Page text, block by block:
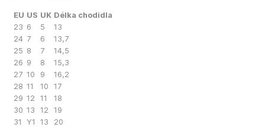
EU US UK Délka chodidla
23 6 5
13
24 7 6
13,7
25 8 7
14,5
26 9 8
15,3
27 10 9
16,2
28 11 10
17
29 12 11
18
30 13 12
19
31
Y1 13
20